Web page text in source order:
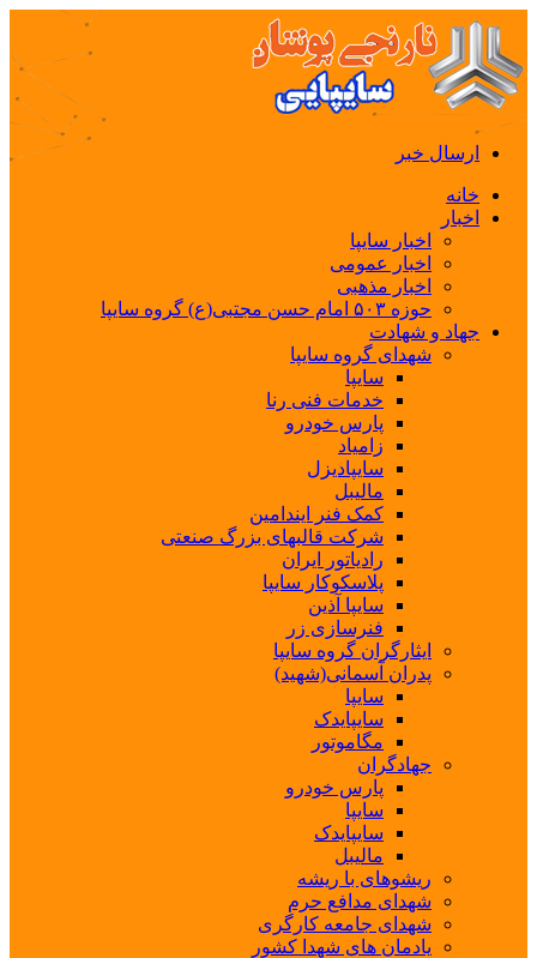
ارسال خبر
خانه
اخبار
اخبار سایپا
اخبار عمومی
اخبار مذهبی
حوزه ۵۰۳ امام حسن مجتبی(ع) گروه سایپا
جهاد و شهادت
شهدای گروه سایپا
سایپا
خدمات فنی رنا
پارس خودرو
زامیاد
سایپادیزل
مالیبل
کمک فنر ایندامین
شرکت قالبهای بزرگ صنعتی
رادیاتور ایران
پلاسکوکار سایپا
سایپا آذین
فنرسازی زر
ایثارگران گروه سایپا
پدران آسمانی(شهید)
سایپا
سایپایدک
مگاموتور
جهادگران
پارس خودرو
سایپا
سایپایدک
مالیبل
ریشوهای با ریشه
شهدای مدافع حرم
شهدای جامعه کارگری
یادمان های شهدا کشور